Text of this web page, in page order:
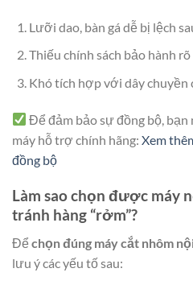
Lưỡi dao, bàn gá dễ bị lệch
Thiếu chính sách bảo hành rõ
Khó tích hợp với dây chuyền
Để đảm bảo sự đồng bộ,
máy hỗ trợ chính hãng: Xem
đồng bộ
Làm sao chọn được máy
tránh hàng “rởm”?
Để chọn đúng máy cắt nhôm
lưu ý các yếu tố sau: